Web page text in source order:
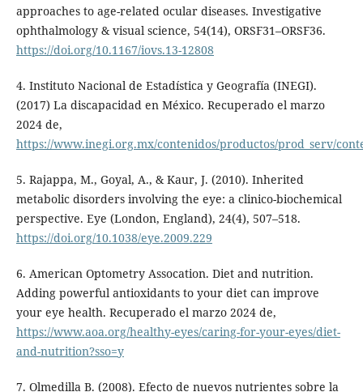
approaches to age-related ocular diseases. Investigative
ophthalmology & visual science, 54(14), ORSF31–ORSF36.
https://doi.org/10.1167/iovs.13-12808
4. Instituto Nacional de Estadística y Geografía (INEGI).
(2017) La discapacidad en México. Recuperado el marzo
2024 de,
https://www.inegi.org.mx/contenidos/productos/prod_serv/
5. Rajappa, M., Goyal, A., & Kaur, J. (2010). Inherited
metabolic disorders involving the eye: a clinico-biochemical
perspective. Eye (London, England), 24(4), 507–518.
https://doi.org/10.1038/eye.2009.229
6. American Optometry Assocation. Diet and nutrition.
Adding powerful antioxidants to your diet can improve
your eye health. Recuperado el marzo 2024 de,
https://www.aoa.org/healthy-eyes/caring-for-your-eyes/diet-
and-nutrition?sso=y
7. Olmedilla B. (2008). Efecto de nuevos nutrientes sobre la